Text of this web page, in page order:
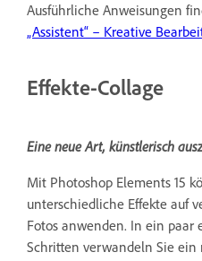
Ausführliche Anweisungen
„Assistent“ – Kreative
Effekte-Collage
Eine neue Art, künstlerisch
Mit Photoshop Elements 15
unterschiedliche Effekte auf
Fotos anwenden. In ein paar
Schritten verwandeln Sie